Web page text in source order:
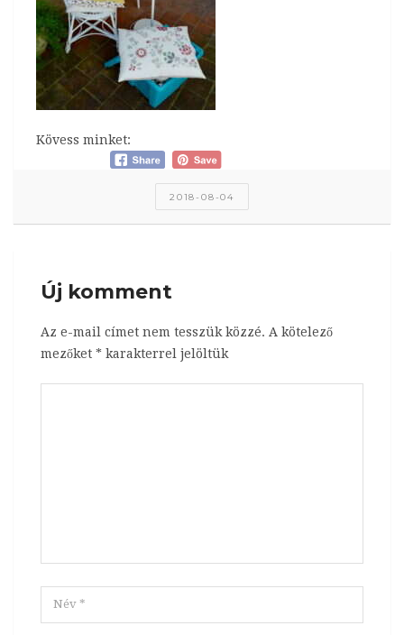
Kövess minket:
2018-08-04
Új komment
Az e-mail címet nem tesszük közzé. A kötelező
mezőket * karakterrel jelöltük